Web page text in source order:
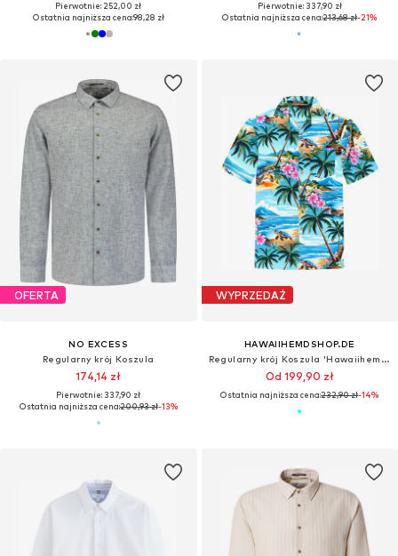
Pierwotnie: 252,00 zł
Ostatnia najniższa cena:98,28 zł
Pierwotnie: 337,90 zł
Ostatnia najniższa cena:213,68 zł-21%
OFERTA
NO EXCESS
Regularny krój Koszula
174,14 zł
Pierwotnie: 337,90 zł
Ostatnia najniższa cena:200,93 zł-13%
WYPRZEDAŻ
HAWAIIHEMDSHOP.DE
Regularny krój Koszula 'Hawaiihemd "Turtle Island"'
Od 199,90 zł
Ostatnia najniższa cena:232,90 zł-14%